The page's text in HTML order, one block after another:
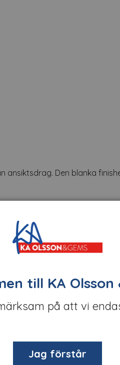
Den blanka
och benen placerade tätt
exponering i butik,
till KA Olsson
på att vi
Jag förstår